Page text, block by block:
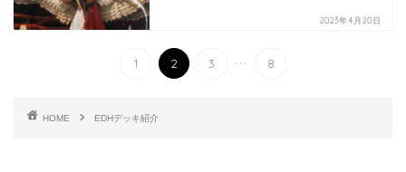
2023年4月20日
1 2 3 ... 8
HOME EDHデッキ紹介